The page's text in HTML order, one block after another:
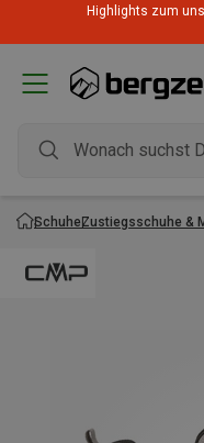
Highlights zum
SchuheZustiegsschuhe &